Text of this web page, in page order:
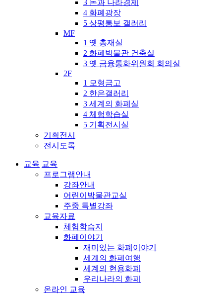
3 돈과 나라경제
4 화폐광장
5 상평통보 갤러리
MF
1 옛 총재실
2 화폐박물관 건축실
3 옛 금융통화위원회 회의실
2F
1 모형금고
2 한은갤러리
3 세계의 화폐실
4 체험학습실
5 기획전시실
기획전시
전시도록
교육 교육
프로그램안내
강좌안내
어린이박물관교실
주중 특별강좌
교육자료
체험학습지
화폐이야기
재미있는 화폐이야기
세계의 화폐여행
세계의 현용화폐
우리나라의 화폐
온라인 교육